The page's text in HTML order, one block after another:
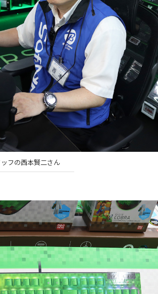
フの西本賢二さん